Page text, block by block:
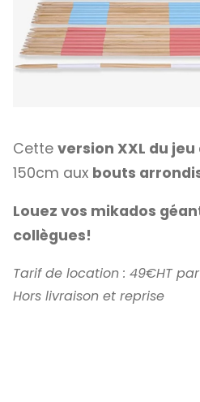
Cette version XXL du
150cm aux bouts
Louez vos mikados
collègues!
Tarif de location : 49€HT
Hors livraison et reprise